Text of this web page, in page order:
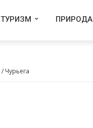
ТУРИЗМ ПРИРОДА
/ Чурьега